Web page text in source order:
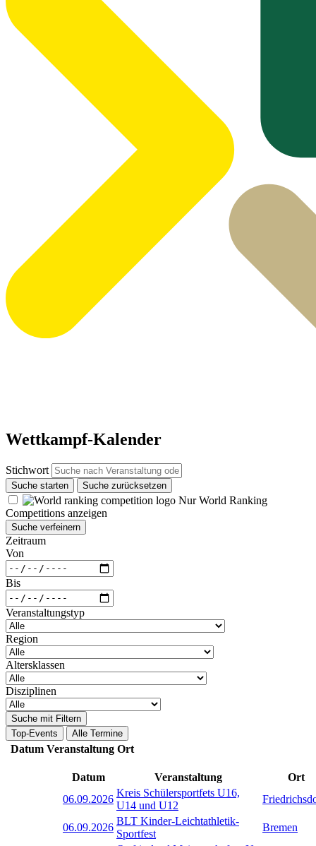
Wettkampf-Kalender
Stichwort
Suche starten Suche zurücksetzen
Nur World Ranking
Competitions anzeigen
Suche verfeinern
Zeitraum
Von
Bis
Veranstaltungstyp
Region
Altersklassen
Disziplinen
Suche mit Filtern
Top-Events
Alle Termine
Datum Veranstaltung Ort
Datum Veranstaltung
Ort
06.09.2026
Kreis Schülersportfets U16,
U14 und U12
06.09.2026
BLT Kinder-Leichtathletik-
Sportfest
Bremen